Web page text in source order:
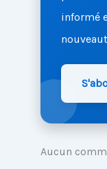
informé
Aucun